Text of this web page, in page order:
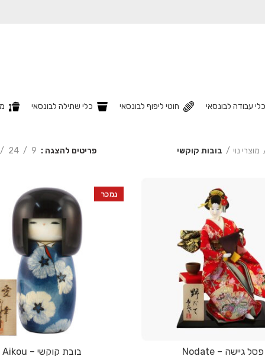
כלי עבודה לבונסאי חוטי ליפוף לבונסאי כלי שתילה לבונסאי
מוצרי נוי בובות קוקשי פריטים להצגה 9
24
מידע נוסף
פסל גיישה – Nodate
נמכר
מידע נוסף
בובת קוקשי – Aikou